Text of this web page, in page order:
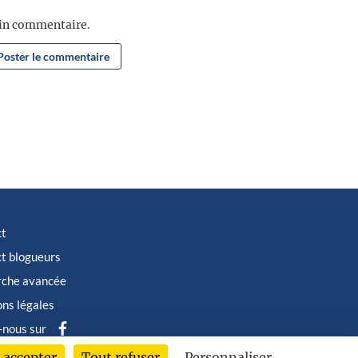
commentaire.
blogueurs
avancée
légales
sur